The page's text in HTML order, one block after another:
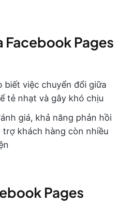
Facebook Pages
biết việc chuyển đổi giữa
tẻ nhạt và gây khó chịu
giá, khả năng phản hồi
trợ khách hàng còn nhiều
Pages